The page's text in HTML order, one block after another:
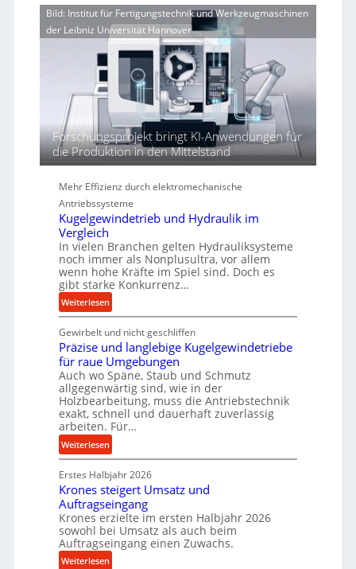
r
j
i
r
n
r
h
d
i
e
r
f
o
r
m
a
n
c
b
e
i
m
D
r
ü
c
k
p
r
o
z
e
s
Bild: Institut für Fertigungstechnik und Werkzeugmaschinen
der Leibniz Universität Hannover
Forschungsprojekt bringt KI-Anwendungen für
die Produktion in den Mittelstand
Mehr Effizienz durch elektromechanische
Antriebssysteme
Kugelgewindetrieb und Hydraulik im
Vergleich
In vielen Branchen gelten Hydrauliksysteme
noch immer als Nonplusultra, vor allem
wenn hohe Kräfte im Spiel sind. Doch es
gibt starke Konkurrenz…
Weiterlesen:
K
u
g
e
l
g
e
w
i
n
e
t
r
i
e
b
Gewirbelt und nicht geschliffen
Präzise und langlebige Kugelgewindetriebe
für raue Umgebungen
Auch wo Späne, Staub und Schmutz
allgegenwärtig sind, wie in der
Holzbearbeitung, muss die Antriebstechnik
exakt, schnell und dauerhaft zuverlässig
arbeiten. Für…
Weiterlesen:
P
r
ä
z
i
s
e
u
Erstes Halbjahr 2026
Krones steigert Umsatz und
Auftragseingang
Krones erzielte im ersten Halbjahr 2026
sowohl bei Umsatz als auch beim
Auftragseingang einen Zuwachs.
Weiterlesen: